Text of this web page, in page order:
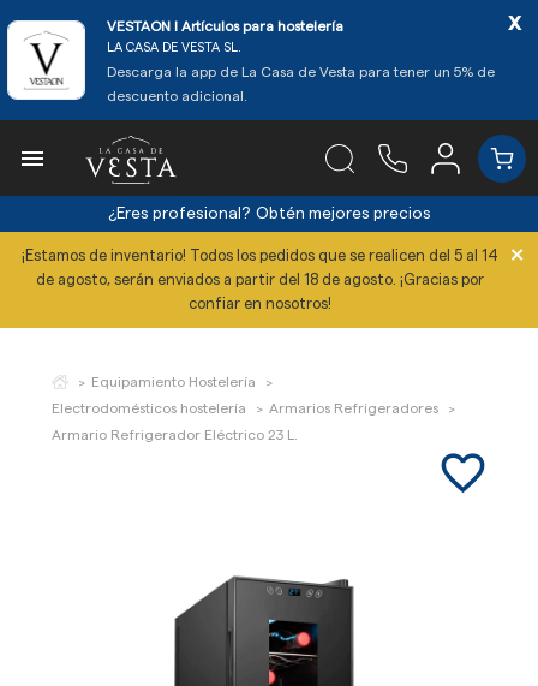
VESTAON l Artículos para hostelería
LA CASA DE VESTA SL.
Descarga la app de La Casa de Vesta para tener un 5% de
descuento adicional.
x

¿Eres profesional? Obtén mejores precios
¡Estamos de inventario! Todos los pedidos que se realicen del 5 al 14
de agosto, serán enviados a partir del 18 de agosto. ¡Gracias por
confiar en nosotros!
×
Equipamiento Hostelería
Electrodomésticos hostelería
Armarios Refrigeradores
Armario Refrigerador Eléctrico 23 L.
favorite_border